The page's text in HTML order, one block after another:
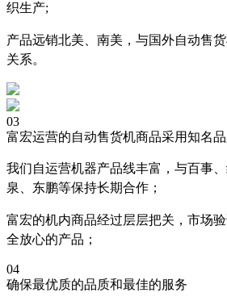
织生产;
产品远销北美、南美，与国外自动售
关系。
03
富宏运营的自动售货机商品采用知名
我们自运营机器产品线丰富，与百事
泉、东鹏等保持长期合作；
富宏的机内商品经过层层把关，市场
全放心的产品；
04
确保最优质的品质和最佳的服务